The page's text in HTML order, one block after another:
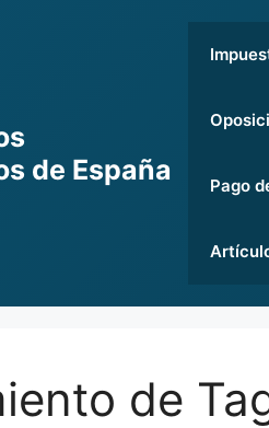
de España
Pago
de